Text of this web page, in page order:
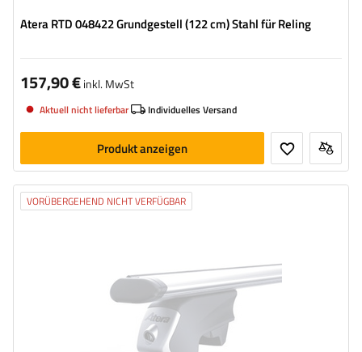
Atera RTD 048422 Grundgestell (122 cm) Stahl für Reling
157,90 €inkl. MwSt
Aktuell nicht lieferbar Individuelles Versand
Produkt anzeigen
VORÜBERGEHEND NICHT VERFÜGBAR